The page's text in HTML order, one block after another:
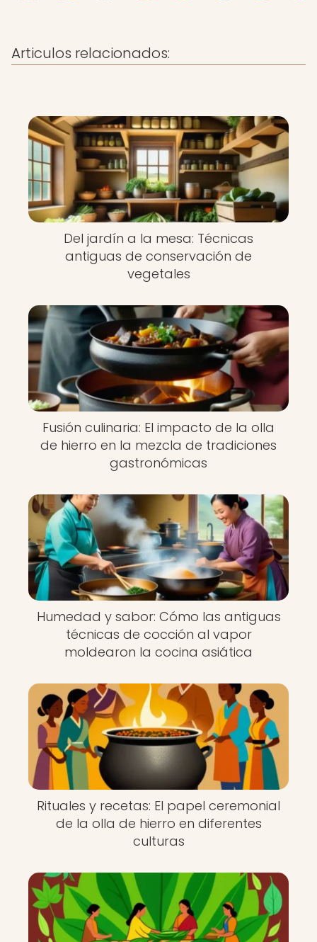
Articulos relacionados:
Del jardín a la mesa: Técnicas
antiguas de conservación de
vegetales
Fusión culinaria: El impacto de la olla
de hierro en la mezcla de tradiciones
gastronómicas
Humedad y sabor: Cómo las antiguas
técnicas de cocción al vapor
moldearon la cocina asiática
Rituales y recetas: El papel ceremonial
de la olla de hierro en diferentes
culturas